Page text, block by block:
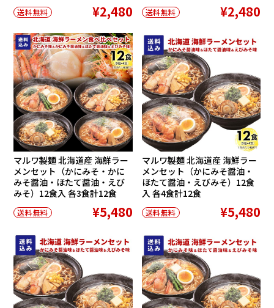
送料無料 ¥2,480 送料無料 ¥2,480
マルワ製麺 北海道産 海鮮ラー
メンセット（かにみそ・かに
みそ醤油・ほたて醤油・えび
みそ）12食入 各3食計12食
送料無料 ¥5,480
マルワ製麺 北海道産 海鮮ラー
メンセット（かにみそ醤油・
ほたて醤油・えびみそ）12食
入 各4食計12食
送料無料 ¥5,480